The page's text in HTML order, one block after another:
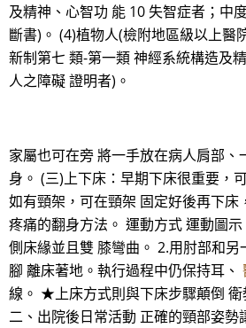
及精神、心智功 能 10 失智症者；中
斷書)。 (4)植物人(檢附地區級以上醫
新制第七 類-第一類 神經系統構造及
人之障礙 證明者)。
家屬也可在旁 將一手放在病人肩部、
身。 (三)上下床：早期下床很重要，
如有頸架，可在頸架 固定好後再下床
疼痛的翻身方法。 運動方式 運動圖
側床緣並且雙 膝彎曲。 2.用肘部和
腳 離床著地。執行過程中仍保持耳、
線。 ★上床方式則與下床步驟顛倒
二、出院後日常活動 正確的頸部姿勢